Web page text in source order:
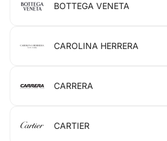
BOTTEGA VENETA
CAROLINA HERRERA
CARRERA
CARTIER